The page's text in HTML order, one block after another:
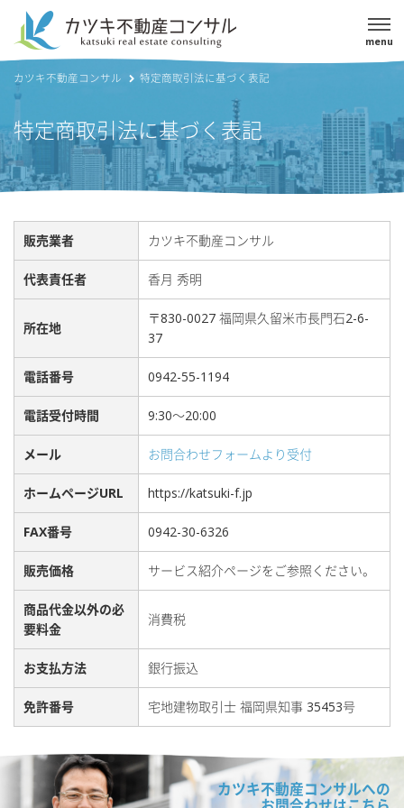
menu
カツキ不動産コンサル 特定商取引法に基づく表記
特定商取引法に基づく表記
販売業者 カツキ不動産コンサル
代表責任者 香月 秀明
所在地
〒830-0027 福岡県久留米市長門石2-6-
37
電話番号 0942-55-1194
電話受付時間 9:30〜20:00
メール お問合わせフォームより受付
ホームページURL https://katsuki-f.jp
FAX番号 0942-30-6326
販売価格 サービス紹介ページをご参照ください。
商品代金以外の必
要料金
消費税
お支払方法 銀行振込
免許番号 宅地建物取引士 福岡県知事 35453号
カツキ不動産コンサルへの